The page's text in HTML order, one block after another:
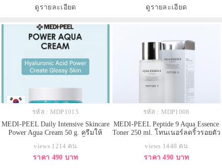
รอยดำรอยแดง รูขุมขนกระชับ ฝ้า-
กระ จางลง ผิวละเอียดเนี
ดูรายละเอียด
ชนิดเคลือบผิวด้วยความชุ่มชื้นมอบ
ความชุ่มชื้นและความกระจ่างใส
ดูรายละเอียด
รหัส : MDP1015
MEDI-PEEL Daily Intensive Skincare
Power Aqua Cream 50 g. ครีมให้
เข้มข้นให้กับผิวและช่วยให้ผิวสดชื่น
คุณสมบัติ 56 แคปซูล กรดไฮยาลูโร
views 1214 คน
ราคา 490 บาท
รหัส : MDP1008
MEDI-PEEL Peptide 9 Aqua Essence
Toner 250 ml. โทนเนอร์ลดริ้วรอยตัว
เข้มข้นด้วยส่วนประกอบเปปไทด์ถึง
9 ชนิด ช่วยลดริ้วรอย ต้านอนุมูล
views 1448 คน
ราคา 490 บาท